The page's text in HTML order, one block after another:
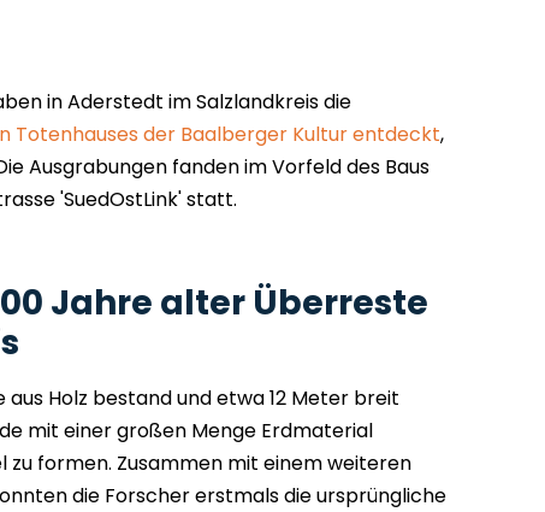
in Aderstedt im Salzlandkreis die
Totenhauses der Baalberger Kultur entdeckt,
Ausgrabungen fanden im Vorfeld des Baus
'SuedOstLink' statt.
Jahre alter Überreste
Holz bestand und etwa 12 Meter breit
mit einer großen Menge Erdmaterial
zu formen. Zusammen mit einem weiteren
die Forscher erstmals die ursprüngliche